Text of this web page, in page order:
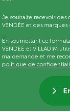
Je souhaite recevoir des
VENDÉE et des
En soumettant ce
VENDÉE et VILLADIM
ma demande et me
politique de